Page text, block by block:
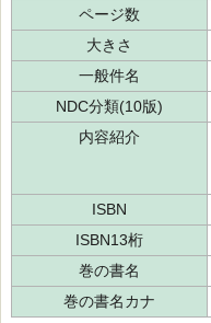
ページ数
大きさ
一般件名
NDC分類(10版)
内容紹介
ISBN
ISBN13桁
巻の書名
巻の書名カナ